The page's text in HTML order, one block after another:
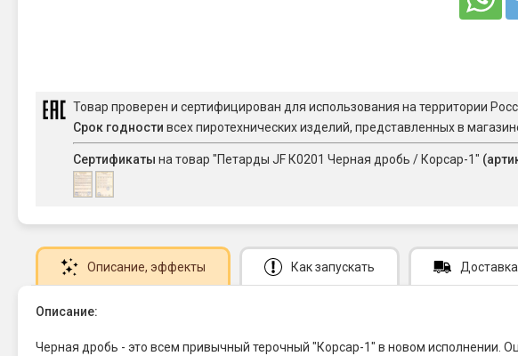
Товар проверен и сертифицирован для использования на территории
Срок годности всех пиротехнических изделий, представленных в
Сертификаты на товар "Петарды JF К0201 Черная дробь / Корсар-1"
Описание, эффекты Как запускать Доставка
Описание:
Черная дробь - это всем привычный терочный "Корсар-1" в новом исполнении.